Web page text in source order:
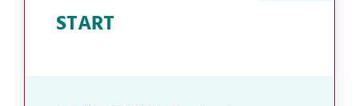
START